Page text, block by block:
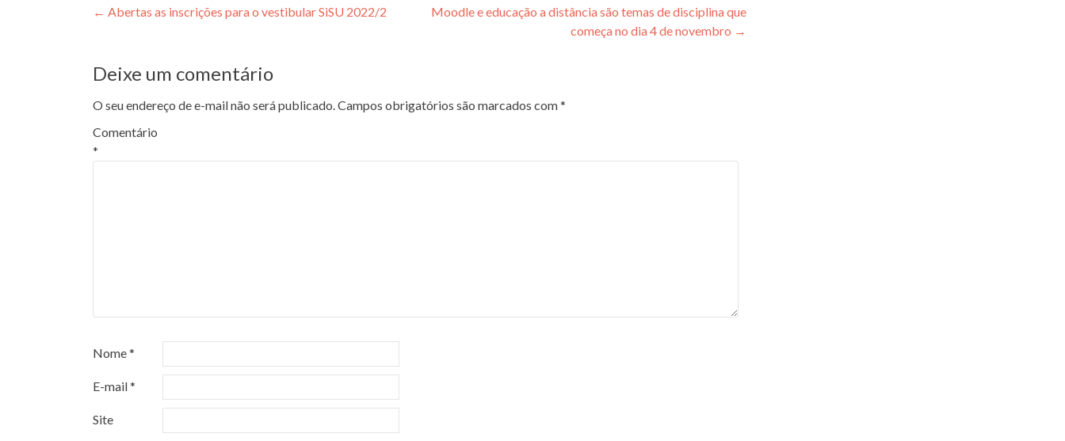
Navegação
Post
← Abertas as inscrições para o vestibular SiSU 2022/2
Moodle e educação a distância são temas de disciplina que
começa no dia 4 de novembro →
Deixe um comentário
O seu endereço de e-mail não será publicado.Campos obrigatórios são marcados com*
Comentário
*
Nome*
E-mail*
Site